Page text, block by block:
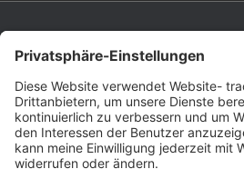
Über SAATKORN
SAATKORN ist der Blog von Gero
er über die Themen Employer
Personalmarketing, Recruiting,
Media.